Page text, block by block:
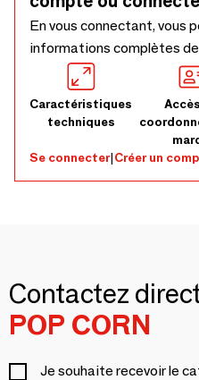
En vous connectant, vous
informations complètes
Caractéristiques
techniques
Se connecter|Créer un
Contactez
POP CORN
Je souhaite recevoir le